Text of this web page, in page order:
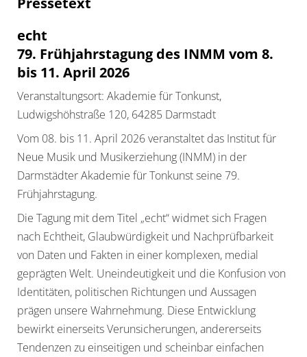
echt
79. Frühjahrstagung des INMM vom 8.
bis 11. April 2026
Veranstaltungsort: Akademie für Tonkunst,
Ludwigshöhstraße 120, 64285 Darmstadt
Vom 08. bis 11. April 2026 veranstaltet das Institut für
Neue Musik und Musikerziehung (INMM) in der
Darmstädter Akademie für Tonkunst seine 79.
Frühjahrstagung.
Die Tagung mit dem Titel „echt“ widmet sich Fragen
nach Echtheit, Glaubwürdigkeit und Nachprüfbarkeit
von Daten und Fakten in einer komplexen, medial
geprägten Welt. Uneindeutigkeit und die Konfusion von
Identitäten, politischen Richtungen und Aussagen
prägen unsere Wahrnehmung. Diese Entwicklung
bewirkt einerseits Verunsicherungen, andererseits
Tendenzen zu einseitigen und scheinbar einfachen